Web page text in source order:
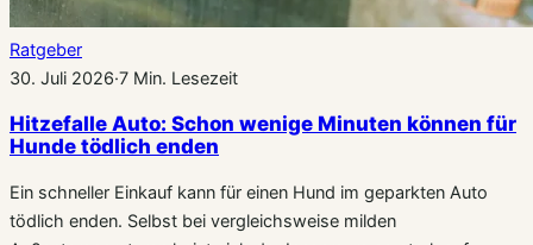
Ratgeber
30. Juli 2026·7 Min. Lesezeit
Hitzefalle Auto: Schon wenige Minuten können für
Hunde tödlich enden
Ein schneller Einkauf kann für einen Hund im geparkten Auto
tödlich enden. Selbst bei vergleichsweise milden